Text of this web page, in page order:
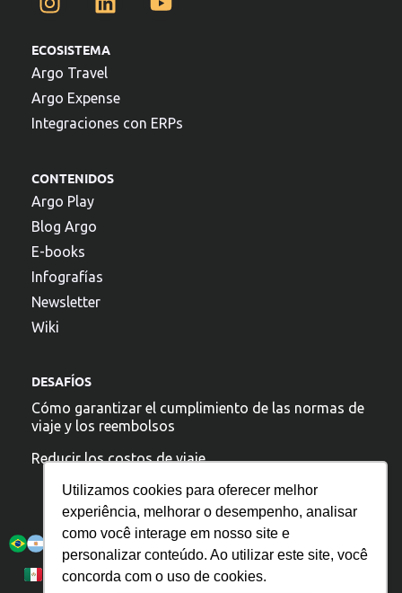
Utilizamos cookies para oferecer melhor
experiência, melhorar o desempenho, analisar
como você interage em nosso site e
personalizar conteúdo. Ao utilizar este site, você
concorda com o uso de cookies.
ECOSISTEMA
Argo Travel
Argo Expense
Integraciones con ERPs
CONTENIDOS
Argo Play
Blog Argo
E-books
Infografías
Newsletter
Wiki
DESAFÍOS
Cómo garantizar el cumplimiento de las normas de
viaje y los reembolsos
Reducir los costos de viaje
Español
Português
Política de Privacidad